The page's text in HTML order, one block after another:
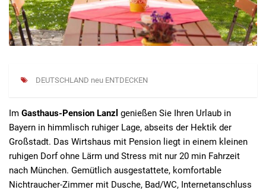
DEUTSCHLAND neu ENTDECKEN
Im Gasthaus-Pension Lanzl genießen Sie Ihren Urlaub in
Bayern in himmlisch ruhiger Lage, abseits der Hektik der
Großstadt. Das Wirtshaus mit Pension liegt in einem kleinen
ruhigen Dorf ohne Lärm und Stress mit nur 20 min Fahrzeit
nach München. Gemütlich ausgestattete, komfortable
Nichtraucher-Zimmer mit Dusche, Bad/WC, Internetanschluss